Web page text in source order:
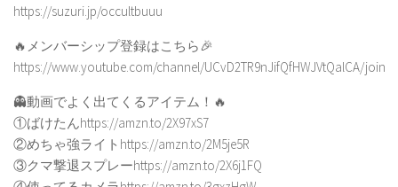
https://suzuri.jp/occultbuuu
🔥メンバーシップ登録はこちら🎉
https://www.youtube.com/channel/UCvD2TR9nJifQfHWJVtQalCA/join
👻動画でよく出てくるアイテム！🔥
①ばけたんhttps://amzn.to/2X97xS7
②めちゃ強ライトhttps://amzn.to/2M5je5R
③クマ撃退スプレーhttps://amzn.to/2X6j1FQ